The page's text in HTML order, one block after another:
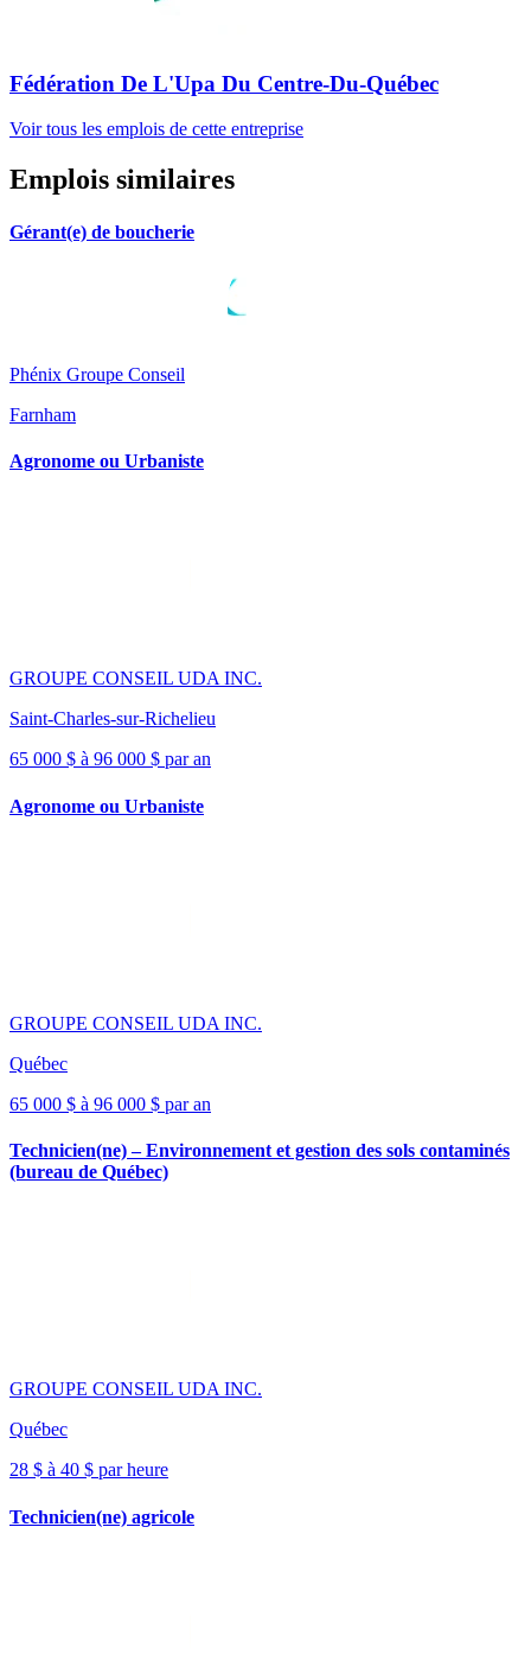
Fédération De L'Upa Du Centre-Du-Québec
Voir tous les emplois de cette entreprise
Emplois similaires
Gérant(e) de boucherie
Phénix Groupe Conseil
Farnham
Agronome ou Urbaniste
GROUPE CONSEIL UDA INC.
Saint-Charles-sur-Richelieu
65 000 $ à 96 000 $ par an
Agronome ou Urbaniste
GROUPE CONSEIL UDA INC.
Québec
65 000 $ à 96 000 $ par an
Technicien(ne) – Environnement et gestion des sols contaminés
(bureau de Québec)
GROUPE CONSEIL UDA INC.
Québec
28 $ à 40 $ par heure
Technicien(ne) agricole